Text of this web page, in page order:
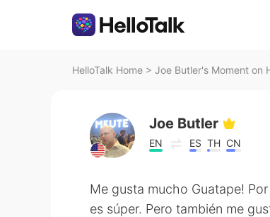
HelloTalk Home > Joe Butler's Moment on
Joe Butler
EN ES TH CN
Me gusta mucho Guatape!
es súper. Pero también me